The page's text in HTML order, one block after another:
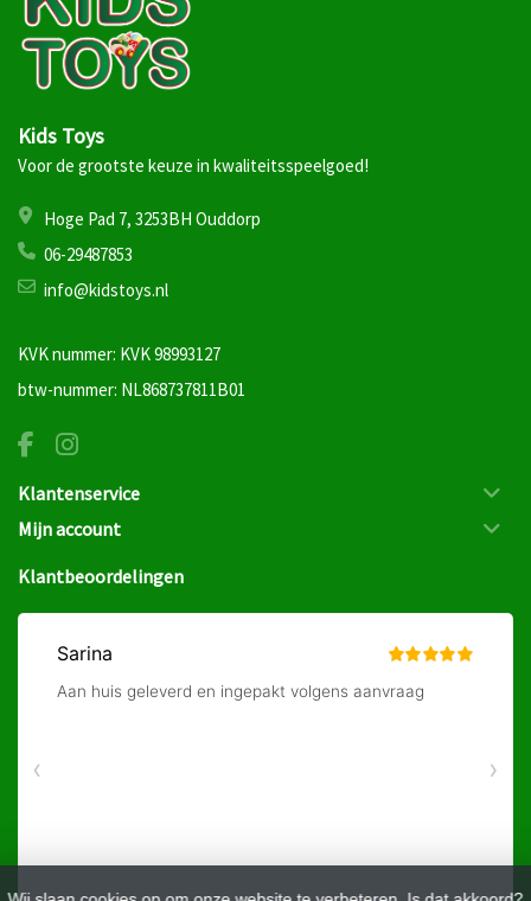
Kids Toys
Voor de grootste keuze in kwaliteitsspeelgoed!
Hoge Pad 7, 3253BH Ouddorp
06-29487853
info@kidstoys.nl
KVK nummer: KVK 98993127
btw-nummer: NL868737811B01
Klantenservice
Mijn account
Klantbeoordelingen